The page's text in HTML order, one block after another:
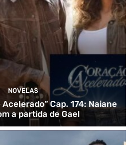
NOVELAS
Cap. 174: Naiane
a partida de Gael